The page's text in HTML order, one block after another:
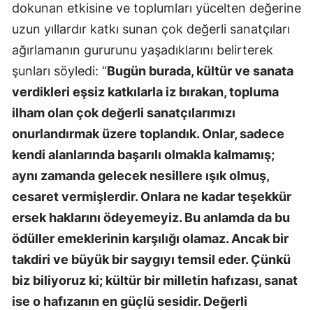
dokunan etkisine ve toplumları yücelten değerine
uzun yıllardır katkı sunan çok değerli sanatçıları
ağırlamanın gururunu yaşadıklarını belirterek
şunları söyledi: “Bugün burada, kültür ve sanata
verdikleri eşsiz katkılarla iz bırakan, topluma
ilham olan çok değerli sanatçılarımızı
onurlandırmak üzere toplandık. Onlar, sadece
kendi alanlarında başarılı olmakla kalmamış;
aynı zamanda gelecek nesillere ışık olmuş,
cesaret vermişlerdir. Onlara ne kadar teşekkür
ersek haklarını ödeyemeyiz. Bu anlamda da bu
ödüller emeklerinin karşılığı olamaz. Ancak bir
takdiri ve büyük bir saygıyı temsil eder. Çünkü
biz biliyoruz ki; kültür bir milletin hafızası, sanat
ise o hafızanın en güçlü sesidir. Değerli